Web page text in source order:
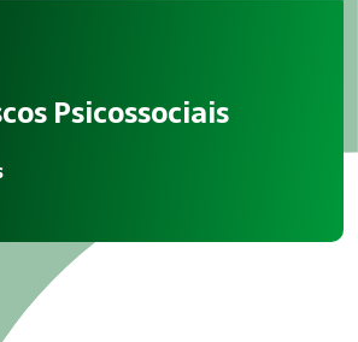
Psicossociais